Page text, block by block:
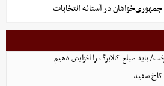
در آستانه انتخابات
باید مبلغ کالابرگ را افزایش دهیم
کاخ سفید